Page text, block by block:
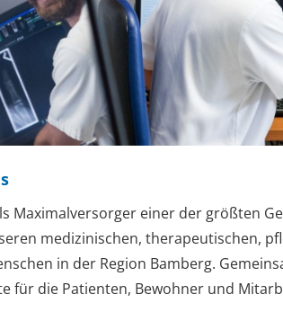
Maximalversorger einer der größten
medizinischen, therapeutischen,
in der Region Bamberg.
für die Patienten, Bewohner und